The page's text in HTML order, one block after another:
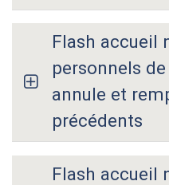
Flash accueil
personnels de
annule et
précédents
Flash accueil